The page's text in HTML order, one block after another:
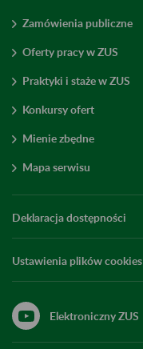
Zamówienia publiczne
Oferty pracy w ZUS
Praktyki i staże w ZUS
Konkursy ofert
Mienie zbędne
Mapa serwisu
Deklaracja dostępności
Ustawienia plików cookies
Elektroniczny ZUS